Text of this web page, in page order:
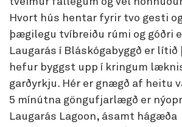
Hvort hús hentar fyrir tvo gesti
þægilegu tvíbreiðu rúmi og góðri
Laugarás í Bláskógabyggð er
hefur byggst upp í kringum
garðyrkju. Hér er gnægð af heitu
5 mínútna göngufjarlægð er
Laugarás Lagoon, ásamt hágæða